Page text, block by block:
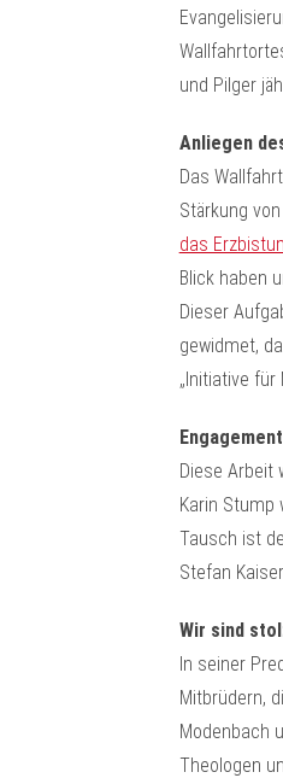
und Pilger
Anliegen
Das
Stärkung
das
Blick haben
Dieser
gewidmet,
„Initiative
Diese Arbeit
Karin Stump
Tausch ist
Stefan
Wir sind
In seiner
Mitbrüdern,
Modenbach
Theologen